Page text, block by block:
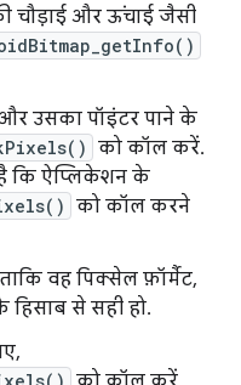
चौड़ाई और ऊंचाई जैसी
उसका पॉइंटर पाने के
को कॉल करें.
कि ऐप्लिकेशन के
को कॉल करने
वह पिक्सेल फ़ॉर्मैट,
से सही हो.